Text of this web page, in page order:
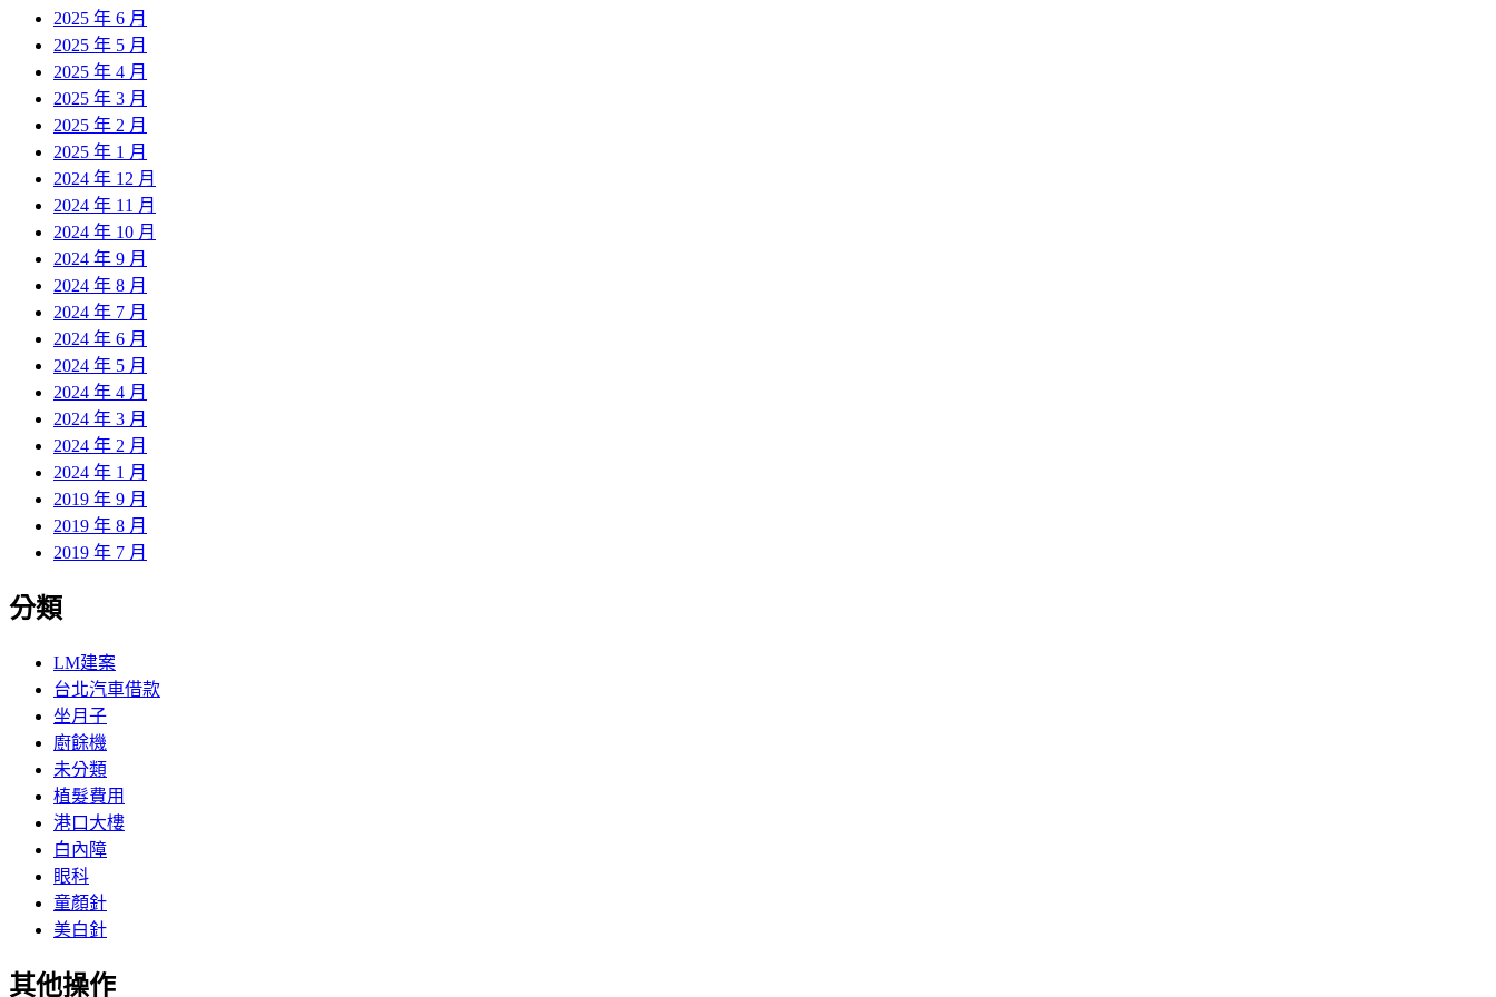
2025 年 6 月
2025 年 5 月
2025 年 4 月
2025 年 3 月
2025 年 2 月
2025 年 1 月
2024 年 12 月
2024 年 11 月
2024 年 10 月
2024 年 9 月
2024 年 8 月
2024 年 7 月
2024 年 6 月
2024 年 5 月
2024 年 4 月
2024 年 3 月
2024 年 2 月
2024 年 1 月
2019 年 9 月
2019 年 8 月
2019 年 7 月
分類
LM建案
台北汽車借款
坐月子
廚餘機
未分類
植髮費用
港口大樓
白內障
眼科
童顏針
美白針
其他操作